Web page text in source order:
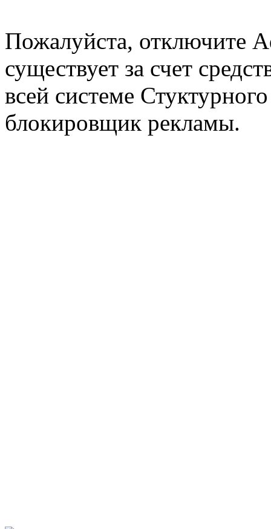
Пожалуйста, отключите
существует за счет
всей системе
блокировщик рекламы.